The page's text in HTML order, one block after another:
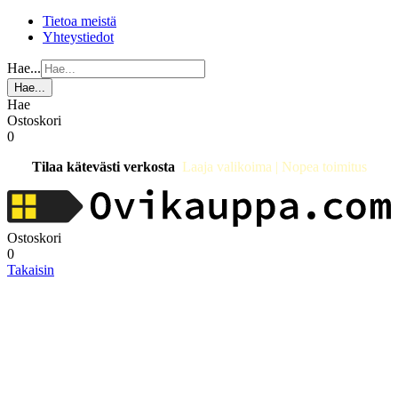
Tietoa meistä
Yhteystiedot
Hae...
Hae...
Hae
Ostoskori
0
Tilaa kätevästi verkosta Laaja valikoima | Nopea toimitus
Ostoskori
0
Takaisin